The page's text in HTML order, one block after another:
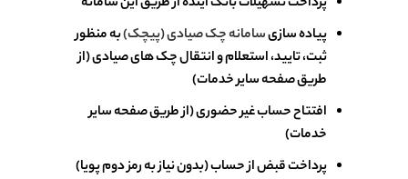
پیاده سازیسامانه چک صیادی (پیچک)به منظور
ثبت، تایید، استعلام و انتقال چک های صیادی (از
طریق صفحه سایر خدمات)
افتتاح حساب غیر حضوری (از طریق صفحه سایر
خدمات)
پرداخت قبض از حساب (بدون نیاز به رمز دوم پویا)